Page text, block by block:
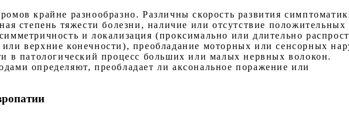
крайне разнообразно. Различны скорость развития
степень тяжести болезни, наличие или отсутствие
и локализация (проксимально или длительно
верхние конечности), преобладание моторных или сенсорных
в патологический процесс больших или малых нервных волокон.
определяют, преобладает ли аксональное поражение или